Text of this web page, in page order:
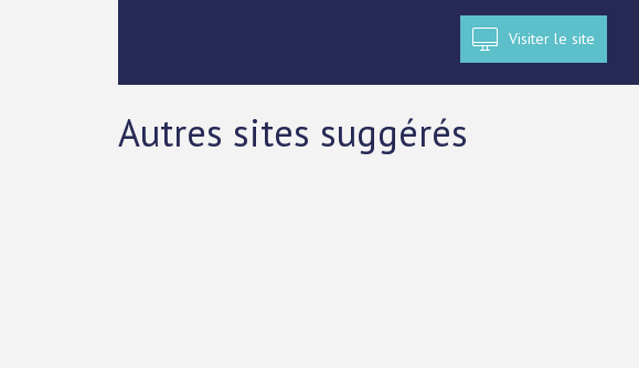
Visiter le site
Autres sites suggérés